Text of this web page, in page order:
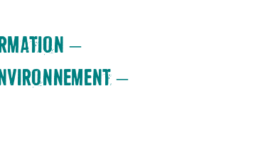
–
–